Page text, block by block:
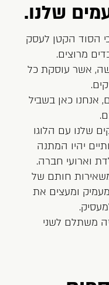
שלנו.
הסוד הקטן לעסק
מרוצים.
אשר עוסקת כל
אנחנו כאן בשביל
שלנו עם הלוגו
יהיו המתנה
וארועי חברה.
חותם של
ומעצים את
משתלם לשני